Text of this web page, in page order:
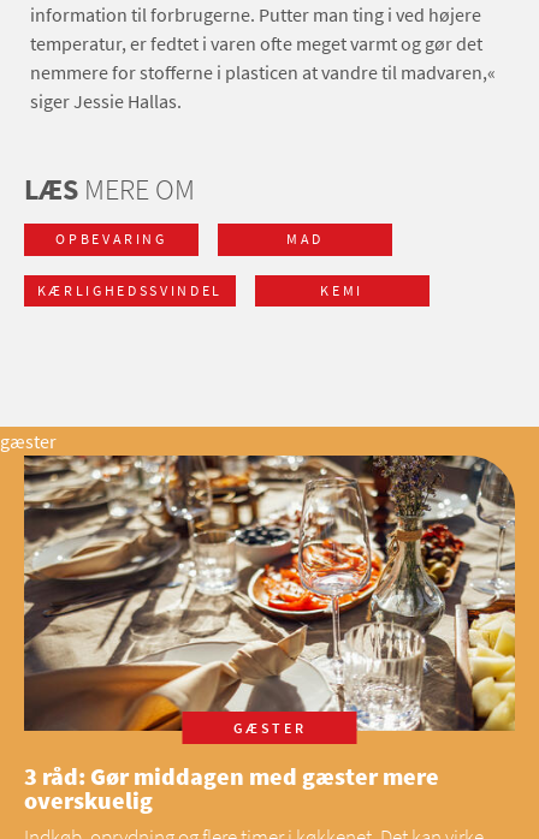
information til forbrugerne. Putter man ting i ved højere
temperatur, er fedtet i varen ofte meget varmt og gør det
nemmere for stofferne i plasticen at vandre til madvaren,«
siger Jessie Hallas.
LÆS MERE OM
OPBEVARING MAD
KÆRLIGHEDSSVINDEL KEMI
gæster
GÆSTER
3 råd: Gør middagen med gæster mere
overskuelig